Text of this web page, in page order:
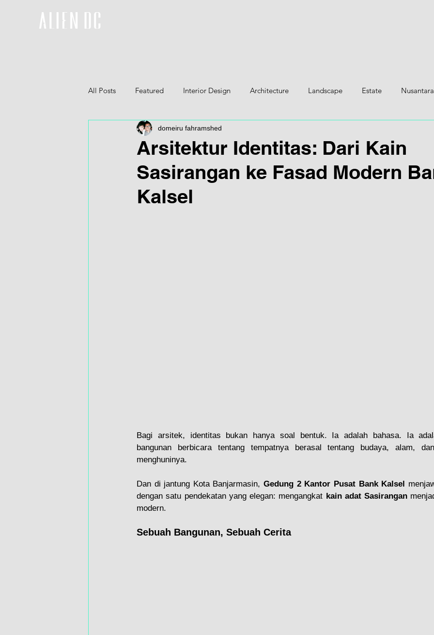
All Posts Featured Interior Design Architecture Landscape Estate Nusantara
3D
Arsitektur Identitas: Dari Kain
Sasirangan ke Fasad Modern
Kalsel
domeiru fahramshed
Bagi arsitek, identitas bukan hanya soal bentuk. Ia adalah bahasa. Ia
bangunan berbicara tentang tempatnya berasal tentang budaya, alam,
menghuninya.
Dan di jantung Kota Banjarmasin, Gedung 2 Kantor Pusat Bank Kalsel
dengan satu pendekatan yang elegan: mengangkat kain adat Sasirangan
modern.
Sebuah Bangunan, Sebuah Cerita